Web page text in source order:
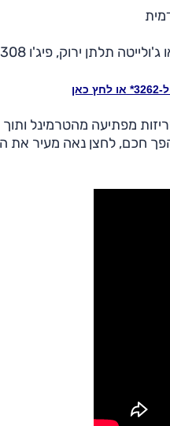
מפתיעה מהטרמינל
חכם, לחצן נאה מעיר את